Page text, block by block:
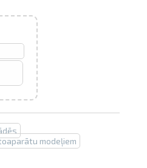
1h laikā Rīgā – pasūtiet
tiešsaistē
formāti un papīra veidi
jūsu foto
modeļiem